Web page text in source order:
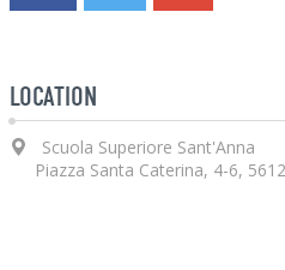
LOCATION
Scuola Superiore Sant'Anna
Piazza Santa Caterina, 4-6,